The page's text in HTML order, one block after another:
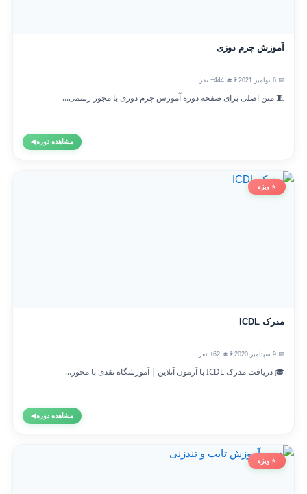
آموزش چرم دوزی
👨‍🎓 444+ نفر
🧵 متن اصلی برای صفحه دوره آموزش چرم دوزی با مجوز رسمی...
مشاهده دوره◀
⭐ ویژه
مدرک ICDL
👨‍🎓 62+ نفر
🎓 دریافت مدرک ICDL با آزمون آنلاین | آموزشگاه نقدی با مجوز...
مشاهده دوره◀
⭐ ویژه